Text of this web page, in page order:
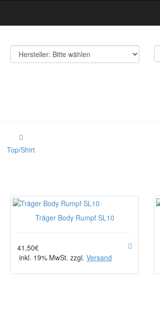
Top/Shirt
Träger Body Rumpf SL10
41,50€
inkl. 19% MwSt. zzgl. Versand